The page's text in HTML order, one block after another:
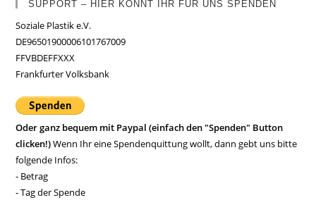
SUPPORT – HIER KÖNNT IHR FÜR UNS SPENDEN
Soziale Plastik e.V.
DE96501900006101767009
FFVBDEFFXXX
Frankfurter Volksbank
Oder ganz bequem mit Paypal (einfach den "Spenden" Button
clicken!)Wenn Ihr eine Spendenquittung wollt, dann gebt uns bitte
folgende Infos:
- Betrag
- Tag der Spende